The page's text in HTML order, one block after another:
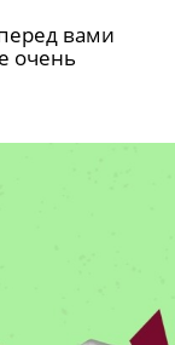
вами
очень